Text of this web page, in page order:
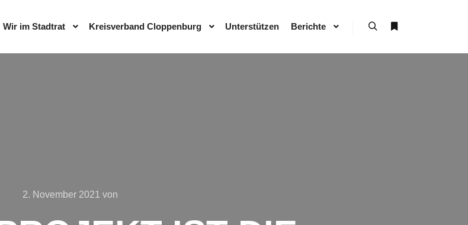
Wir im Stadtrat Kreisverband Cloppenburg Unterstützen Berichte
2. November 2021 von